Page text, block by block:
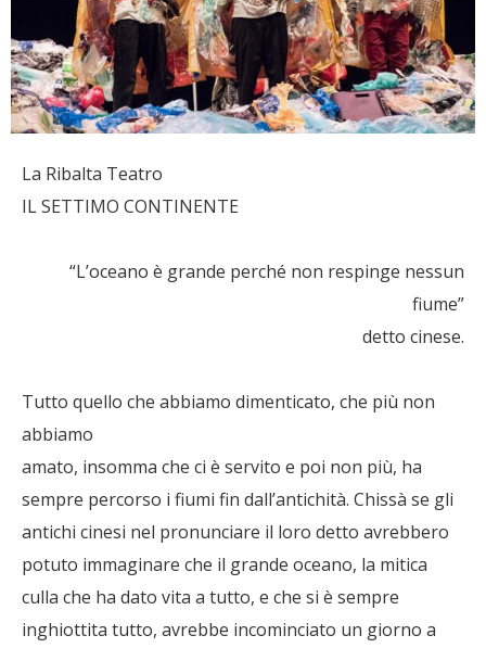
La Ribalta Teatro
IL SETTIMO CONTINENTE
“L’oceano è grande perché non respinge nessun
fiume”
detto cinese.
Tutto quello che abbiamo dimenticato, che più non
abbiamo
amato, insomma che ci è servito e poi non più, ha
sempre percorso i fiumi fin dall’antichità. Chissà se gli
antichi cinesi nel pronunciare il loro detto avrebbero
potuto immaginare che il grande oceano, la mitica
culla che ha dato vita a tutto, e che si è sempre
inghiottita tutto, avrebbe incominciato un giorno a